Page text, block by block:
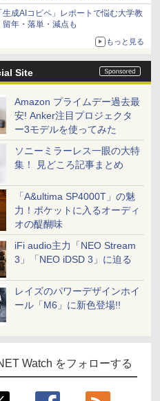
キリ！】
生成AIコピペ」レポートで悩む大学教
留年・落単・減点も
もっと見る
Site
Amazon プライムデー過去最
安! Anker注目プロジェクタ
ー3モデルを使ってみた
ソニーミラーレス一眼の大特
集！ 見どころ記事まとめ
「A&ultima SP4000T」の魅
力！ポケットに入るオーディ
オの醍醐味
iFi audio主力「NEO Stream
3」「NEO iDSD 3」に迫る
レイズのパワーデザインホイ
ール「M6」に新色登場!!
Watch をフォローする